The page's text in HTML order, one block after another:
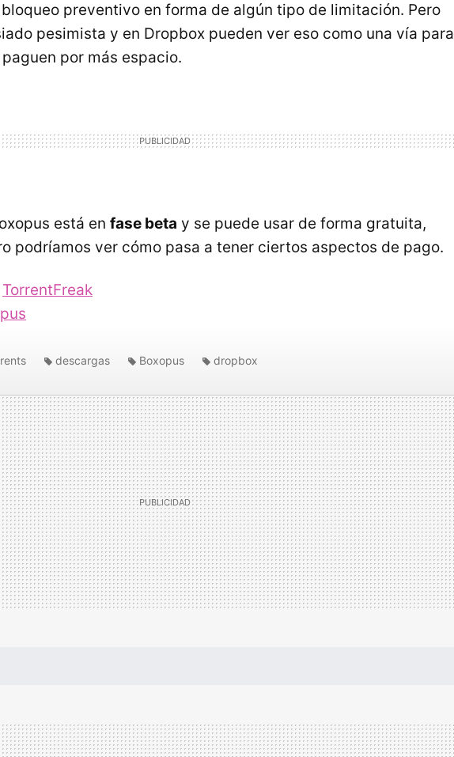
preventivo en forma de algún tipo de limitación. Pero
pesimista y en Dropbox pueden ver eso como una vía para
por más espacio.
está en fase beta y se puede usar de forma gratuita,
podríamos ver cómo pasa a tener ciertos aspectos de pago.
TorrentFreak
descargas Boxopus dropbox